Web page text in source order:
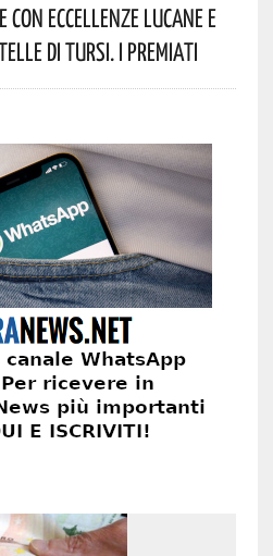
Con Eccellenze Lucane E
Di Tursi. I Premiati